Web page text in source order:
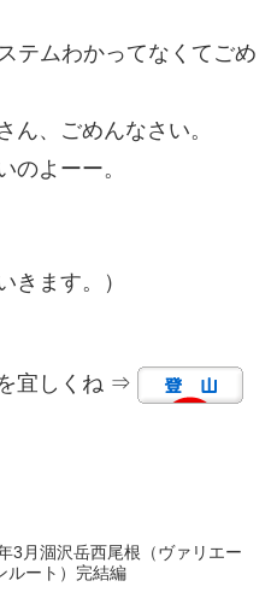
テムわかってなくてごめ
ん、ごめんなさい。
のよーー。
きます。）
宜しくね ⇒
3月涸沢岳西尾根（ヴァリエー
ルート）完結編